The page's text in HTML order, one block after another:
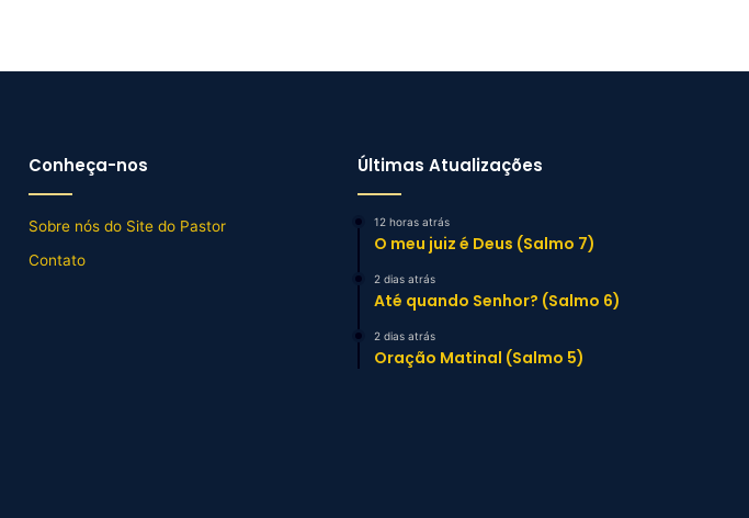
Conheça-nos
Sobre nós do Site do Pastor
Contato
Últimas Atualizações
12 horas atrás
O meu juiz é Deus (Salmo 7)
2 dias atrás
Até quando Senhor? (Salmo 6)
2 dias atrás
Oração Matinal (Salmo 5)